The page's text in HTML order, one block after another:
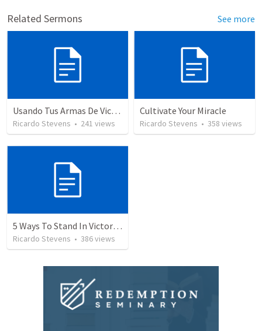
Related Sermons See more
Usando Tus Armas De Victoria - Parte 6
Ricardo Stevens • 241 views
Cultivate Your Miracle
Ricardo Stevens • 358 views
5 Ways To Stand In Victory Over Every Situation
Ricardo Stevens • 386views